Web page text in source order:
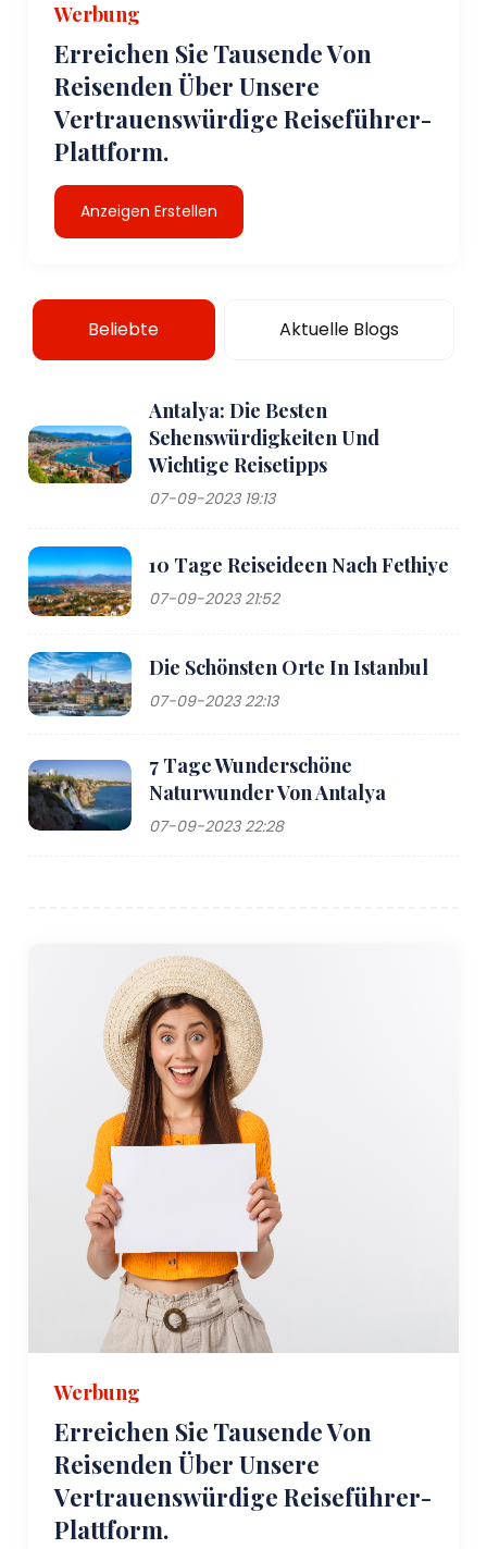
Werbung
Erreichen Sie Tausende Von
Reisenden Über Unsere
Vertrauenswürdige Reiseführer-
Plattform.
Anzeigen Erstellen
Beliebte Aktuelle Blogs
Antalya: Die Besten
Sehenswürdigkeiten Und
Wichtige Reisetipps
07-09-2023 19:13
10 Tage Reiseideen Nach Fethiye
07-09-2023 21:52
Die Schönsten Orte In Istanbul
07-09-2023 22:13
7 Tage Wunderschöne
Naturwunder Von Antalya
07-09-2023 22:28
Werbung
Erreichen Sie Tausende Von
Reisenden Über Unsere
Vertrauenswürdige Reiseführer-
Plattform.